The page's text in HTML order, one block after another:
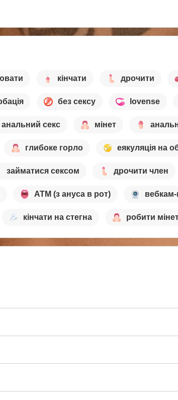
кінчати дрочити
без сексу lovense
анальний секс мінет
глибоке горло еякуляція на
займатися сексом дрочити член
ATM (з ануса в рот)
кінчати на стегна робити